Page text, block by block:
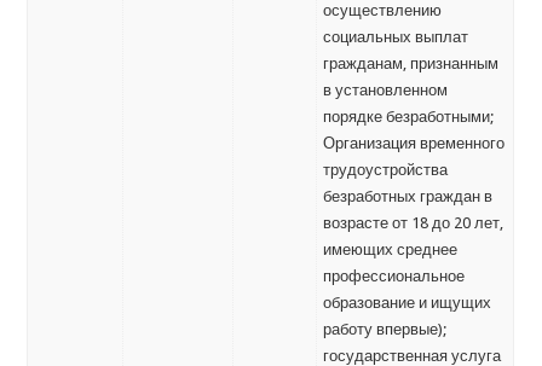
осуществлению
социальных выплат
гражданам, признанным
в установленном
порядке безработными;
Организация временного
трудоустройства
безработных граждан в
возрасте от 18 до 20 лет,
имеющих среднее
профессиональное
образование и ищущих
работу впервые);
государственная услуга